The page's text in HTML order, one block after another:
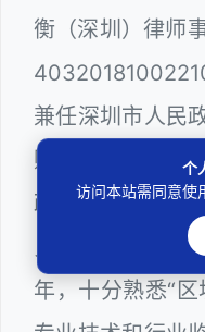
衡（深圳）律师
兼任深圳市人民
购评审专家（法
政府系统公职律
员、WEB前端
年，十分熟悉“
个
访问本站需同意使